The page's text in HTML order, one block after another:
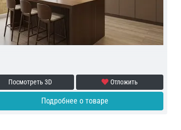
Посмотреть 3D Отложить
Подробнее о товаре